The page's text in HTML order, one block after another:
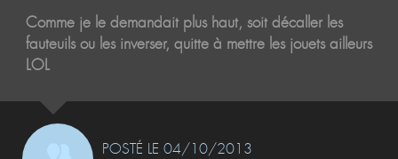
Comme je le demandait plus haut, soit décaller les
fauteuils ou les inverser, quitte à mettre les jouets ailleurs
LOL
POSTÉ LE 04/10/2013